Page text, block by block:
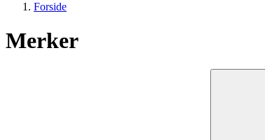
Forside
Merker